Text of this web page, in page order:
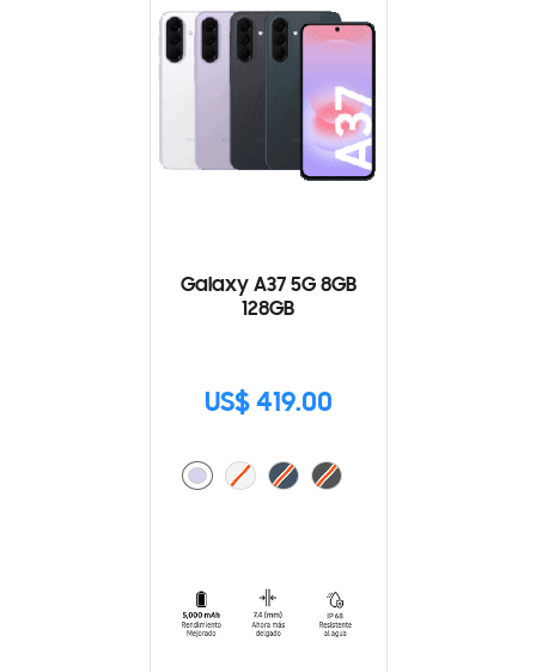
Galaxy A37 5G 8GB
128GB
US$ 419.00